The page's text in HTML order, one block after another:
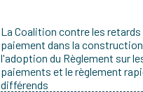
La Coalition contre les retards
paiement dans la
l'adoption du Règlement sur
paiements et le règlement
différends